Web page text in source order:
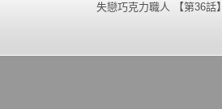
失戀巧克力職人 【第36話】